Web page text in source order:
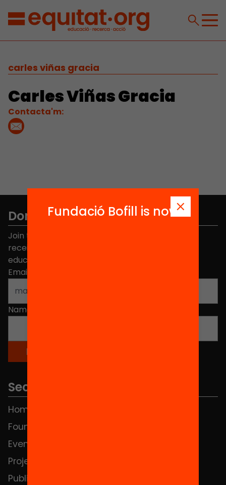
carles viñas gracia
Carles Viñas Gracia
Contacta'm:
Don't miss anything.
Join the more than 40,000 people who already
receive news about initiatives and projects for
educational change in Catalonia.
Email address
Name
Sections
Home
Foundation
Events
Projects
Publications and videos
Fundació Bofill is now